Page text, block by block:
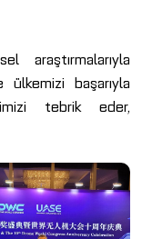
araştırmalarıyla
başarıyla
tebrik eder,